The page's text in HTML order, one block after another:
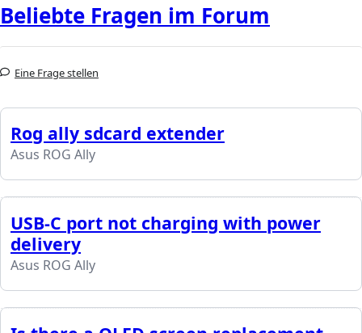
Beliebte Fragen im Forum
Eine Frage stellen
Rog ally sdcard extender
Asus ROG Ally
USB-C port not charging with power
delivery
Asus ROG Ally